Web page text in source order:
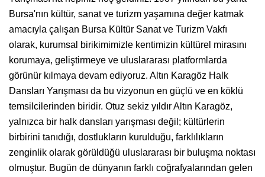
Bursa'nın kültür, sanat ve turizm yaşamına değer katmak
amacıyla çalışan Bursa Kültür Sanat ve Turizm Vakfı
olarak, kurumsal birikimimizle kentimizin kültürel mirasını
korumaya, geliştirmeye ve uluslararası platformlarda
görünür kılmaya devam ediyoruz. Altın Karagöz Halk
Dansları Yarışması da bu vizyonun en güçlü ve en köklü
temsilcilerinden biridir. Otuz sekiz yıldır Altın Karagöz,
yalnızca bir halk dansları yarışması değil; kültürlerin
birbirini tanıdığı, dostlukların kurulduğu, farklılıkların
zenginlik olarak görüldüğü uluslararası bir buluşma noktası
olmuştur. Bugün de dünyanın farklı coğrafyalarından gelen